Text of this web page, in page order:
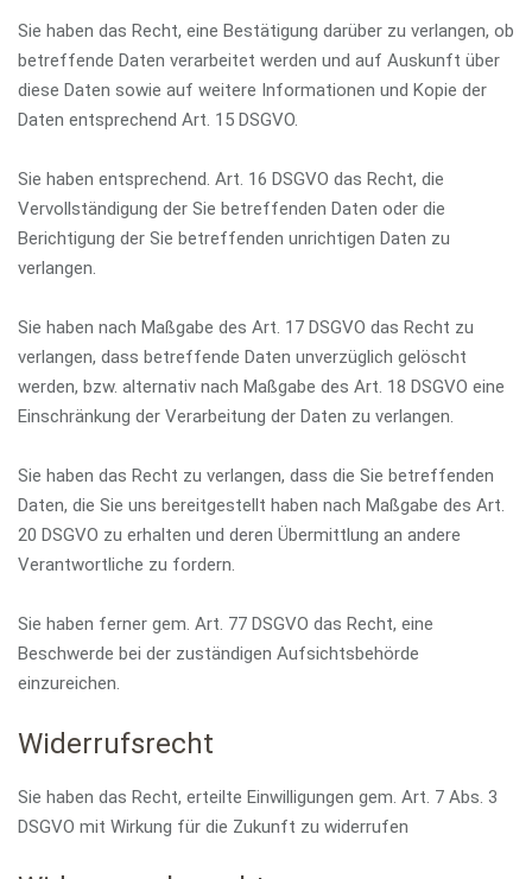
Sie haben das Recht, eine Bestätigung darüber zu verlangen, ob
betreffende Daten verarbeitet werden und auf Auskunft über
diese Daten sowie auf weitere Informationen und Kopie der
Daten entsprechend Art. 15 DSGVO.
Sie haben entsprechend. Art. 16 DSGVO das Recht, die
Vervollständigung der Sie betreffenden Daten oder die
Berichtigung der Sie betreffenden unrichtigen Daten zu
verlangen.
Sie haben nach Maßgabe des Art. 17 DSGVO das Recht zu
verlangen, dass betreffende Daten unverzüglich gelöscht
werden, bzw. alternativ nach Maßgabe des Art. 18 DSGVO eine
Einschränkung der Verarbeitung der Daten zu verlangen.
Sie haben das Recht zu verlangen, dass die Sie betreffenden
Daten, die Sie uns bereitgestellt haben nach Maßgabe des Art.
20 DSGVO zu erhalten und deren Übermittlung an andere
Verantwortliche zu fordern.
Sie haben ferner gem. Art. 77 DSGVO das Recht, eine
Beschwerde bei der zuständigen Aufsichtsbehörde
einzureichen.
Widerrufsrecht
Sie haben das Recht, erteilte Einwilligungen gem. Art. 7 Abs. 3
DSGVO mit Wirkung für die Zukunft zu widerrufen